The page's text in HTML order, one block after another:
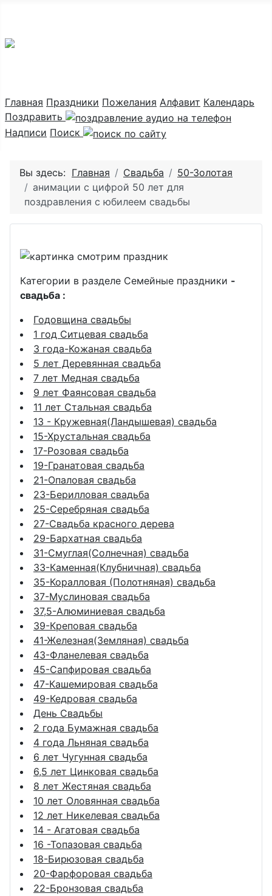
Главная Праздники Пожелания Алфавит Календарь
Поздравить
Надписи Поиск
Вы здесь: Главная Свадьба
50-Золотая
анимации с цифрой 50 лет для
поздравления с юбилеем свадьбы
Категории в разделе Семейные праздники -
свадьба :
Годовщина свадьбы
1 год Ситцевая свадьба
3 года-Кожаная свадьба
5 лет Деревянная свадьба
7 лет Медная свадьба
9 лет Фаянсовая свадьба
11 лет Стальная свадьба
13 - Кружевная(Ландышевая) свадьба
15-Хрустальная свадьба
17-Розовая свадьба
19-Гранатовая свадьба
21-Опаловая свадьба
23-Берилловая свадьба
25-Серебряная свадьба
27-Свадьба красного дерева
29-Бархатная свадьба
31-Смуглая(Солнечная) свадьба
33-Каменная(Клубничная) свадьба
35-Коралловая (Полотняная) свадьба
37-Муслиновая свадьба
37,5-Алюминиевая свадьба
39-Креповая свадьба
41-Железная(Земляная) свадьба
43-Фланелевая свадьба
45-Сапфировая свадьба
47-Кашемировая свадьба
49-Кедровая свадьба
День Свадьбы
2 года Бумажная свадьба
4 года Льняная свадьба
6 лет Чугунная свадьба
6,5 лет Цинковая свадьба
8 лет Жестяная свадьба
10 лет Оловянная свадьба
12 лет Никелевая свадьба
14 - Агатовая свадьба
16 -Топазовая свадьба
18-Бирюзовая свадьба
20-Фарфоровая свадьба
22-Бронзовая свадьба